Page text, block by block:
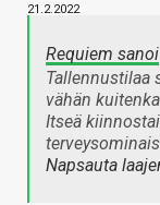
21.2.2022
Requiem sanoi
Tallennustilaa
vähän
Itseä
Napsauta